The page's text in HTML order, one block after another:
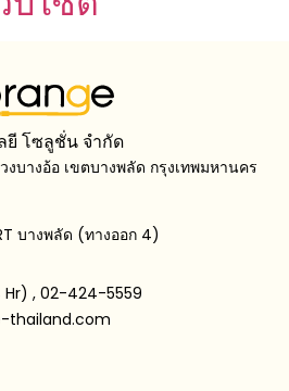
ยี โซลูชั่น จำกัด
บางอ้อ เขตบางพลัด กรุงเทพมหานคร
บางพลัด (ทางออก 4)
Hr) , 02-424-5559
thailand.com